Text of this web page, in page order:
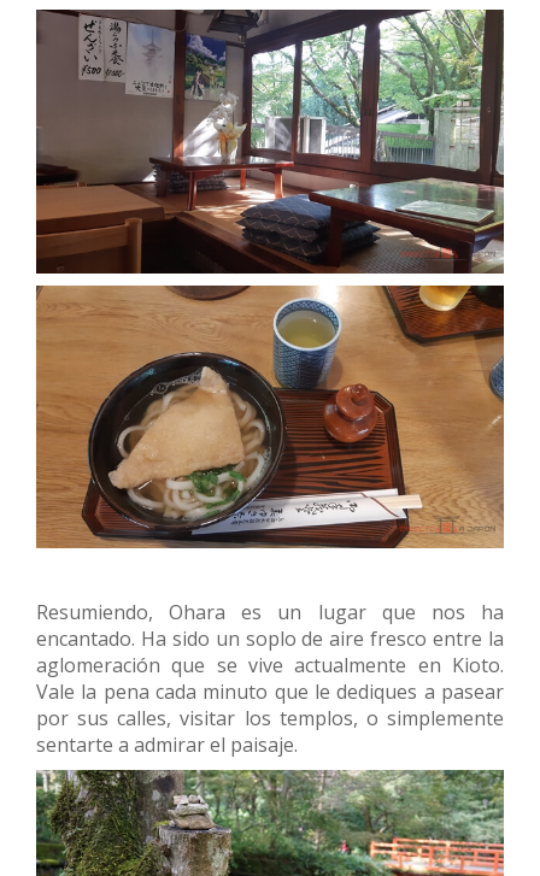
Resumiendo, Ohara es un lugar que nos ha
encantado. Ha sido un soplo de aire fresco entre la
aglomeración que se vive actualmente en Kioto.
Vale la pena cada minuto que le dediques a pasear
por sus calles, visitar los templos, o simplemente
sentarte a admirar el paisaje.